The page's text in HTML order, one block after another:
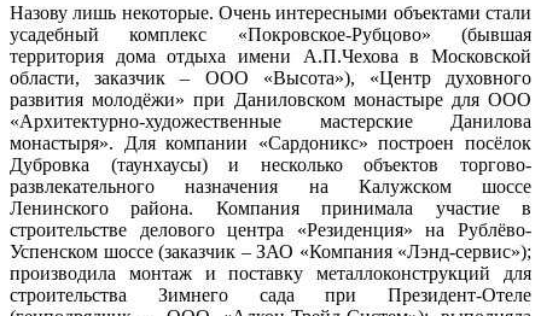
Назову лишь некоторые. Очень интересными объектами стали
усадебный комплекс «Покровское-Рубцово» (бывшая
территория дома отдыха имени А.П.Чехова в Московской
области, заказчик – ООО «Высота»), «Центр духовного
развития молодёжи» при Даниловском монастыре для ООО
«Архитектурно-художественные мастерские Данилова
монастыря». Для компании «Сардоникс» построен посёлок
Дубровка (таунхаусы) и несколько объектов торгово-
развлекательного назначения на Калужском шоссе
Ленинского района. Компания принимала участие в
строительстве делового центра «Резиденция» на Рублёво-
Успенском шоссе (заказчик – ЗАО «Компания «Лэнд-сервис»);
производила монтаж и поставку металлоконструкций для
строительства Зимнего сада при Президент-Отеле